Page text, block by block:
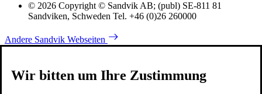
© 2026 Copyright © Sandvik AB; (publ) SE-811 81
Sandviken, Schweden Tel. +46 (0)26 260000
Andere Sandvik Webseiten
Wir bitten um Ihre Zustimmung